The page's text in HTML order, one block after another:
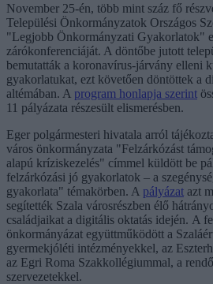
November 25-én, több mint száz fő
Települési Önkormányzatok Országos
"Legjobb Önkormányzati Gyakorlatok"
zárókonferenciáját. A döntőbe jutott
bemutatták a koronavírus-járvány elleni
gyakorlatukat, ezt követően döntöttek a
altémában. A program honlapja szerint
11 pályázata részesült elismerésben.
Eger polgármesteri hivatala arról
város önkormányzata "Felzárkózást
alapú kríziskezelés" címmel küldött be
felzárkózási jó gyakorlatok – a
gyakorlata" témakörben. A pályázat azt
segítették Szala városrészben élő
családjaikat a digitális oktatás idején. A
önkormányázat együttműködött a
gyermekjóléti intézményekkel, az
az Egri Roma Szakkollégiummal, a
szervezetekkel.